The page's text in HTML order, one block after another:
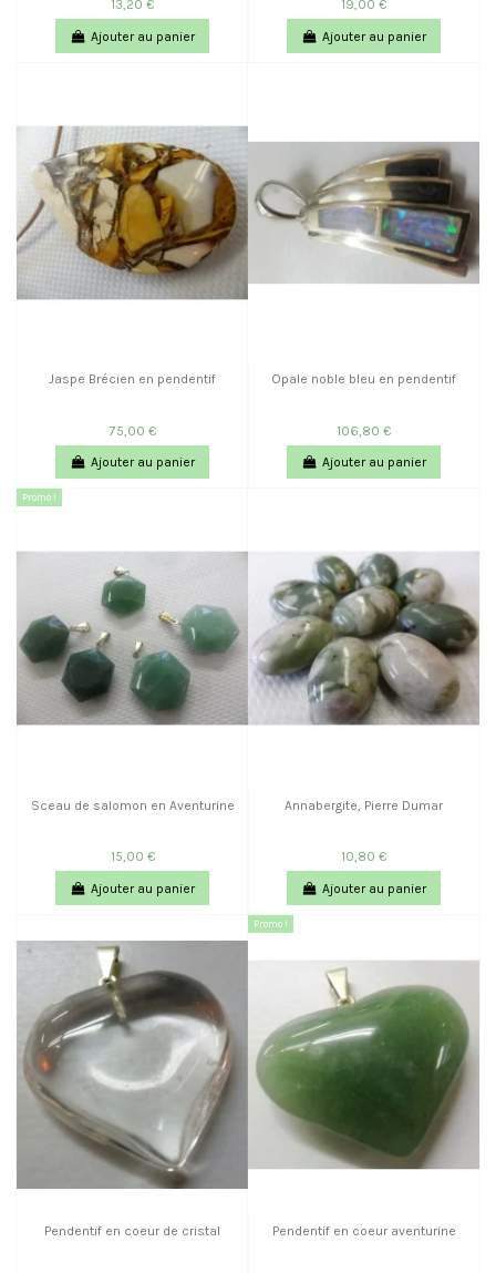
13,20 €
Ajouter au panier
19,00 €
Ajouter au panier
Jaspe Brécien en pendentif
75,00 €
Ajouter au panier
Opale noble bleu en pendentif
106,80 €
Ajouter au panier
Promo !
Sceau de salomon en Aventurine
15,00 €
Ajouter au panier
Annabergite, Pierre Dumar
10,80 €
Ajouter au panier
Pendentif en coeur de cristal
Promo !
Pendentif en coeur aventurine